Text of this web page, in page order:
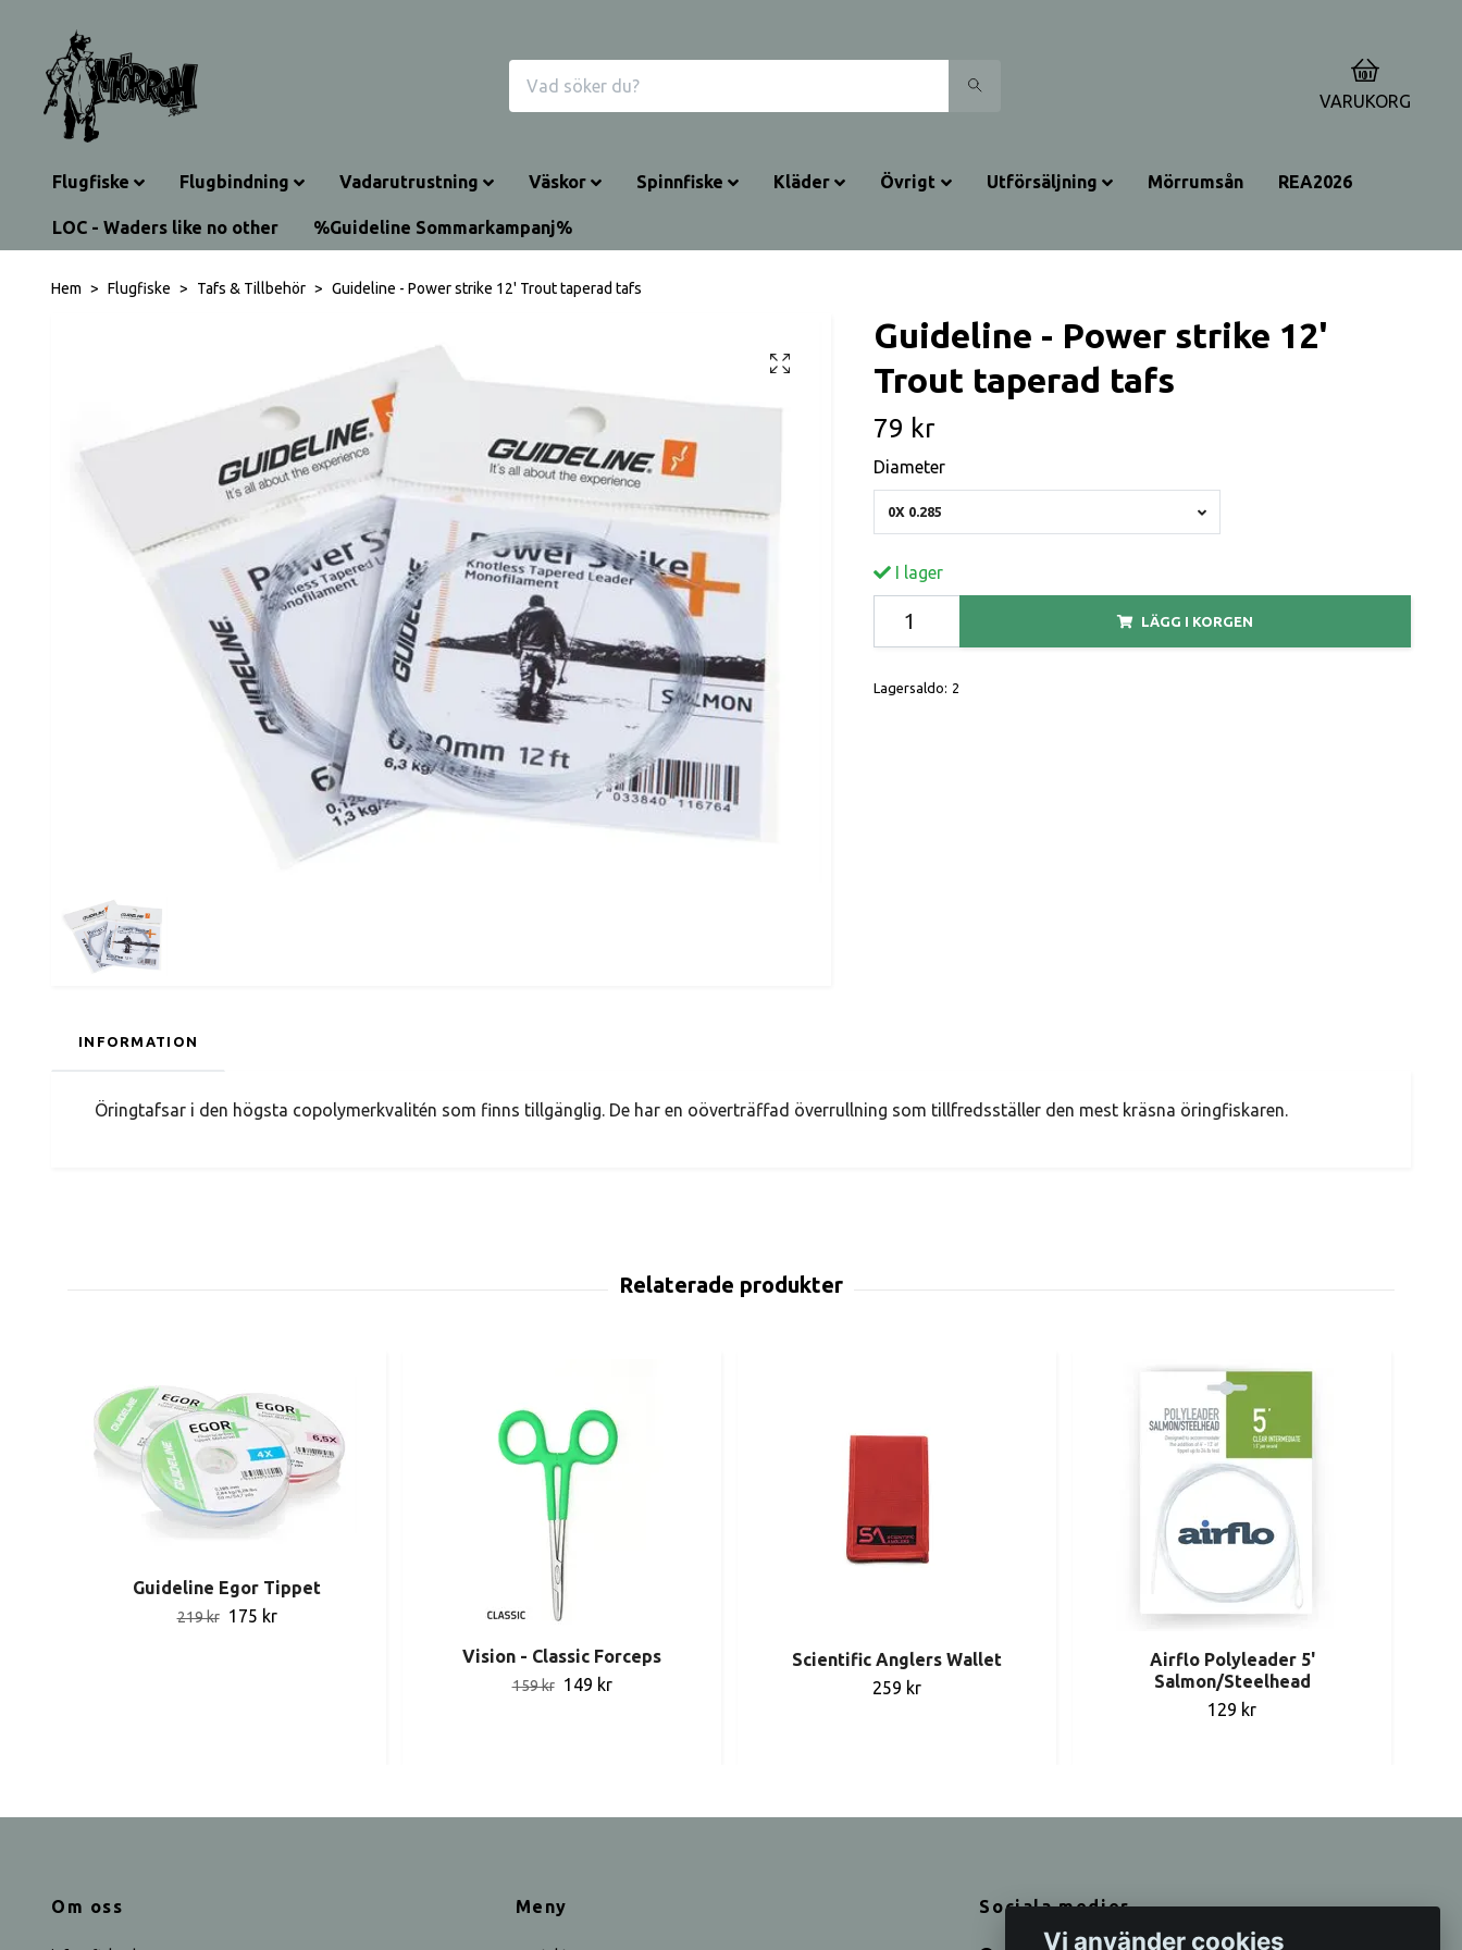
0
VARUKORG
Flugfiske Flugbindning Vadarutrustning Väskor Spinnfiske Kläder Övrigt Utförsäljning Mörrumsån REA2026
LOC - Waders like no other %Guideline Sommarkampanj%
Hem Flugfiske Tafs & Tillbehör Guideline - Power strike 12' Trout taperad tafs
Guideline - Power strike 12'
Trout taperad tafs
79 kr
Diameter
0X 0.285
I lager
LÄGG I KORGEN
Lagersaldo: 2
INFORMATION
Öringtafsar i den högsta copolymerkvalitén som finns tillgänglig. De har en oöverträffad överrullning som tillfredsställer den mest kräsna öringfiskaren.
Guideline Egor Tippet
219 kr 175 kr
Vision - Classic Forceps
159 kr 149 kr
Scientific Anglers Wallet
259 kr
Airflo Polyleader 5'
Salmon/Steelhead
129 kr
Om oss Meny Sociala medier
Vi använder cookies